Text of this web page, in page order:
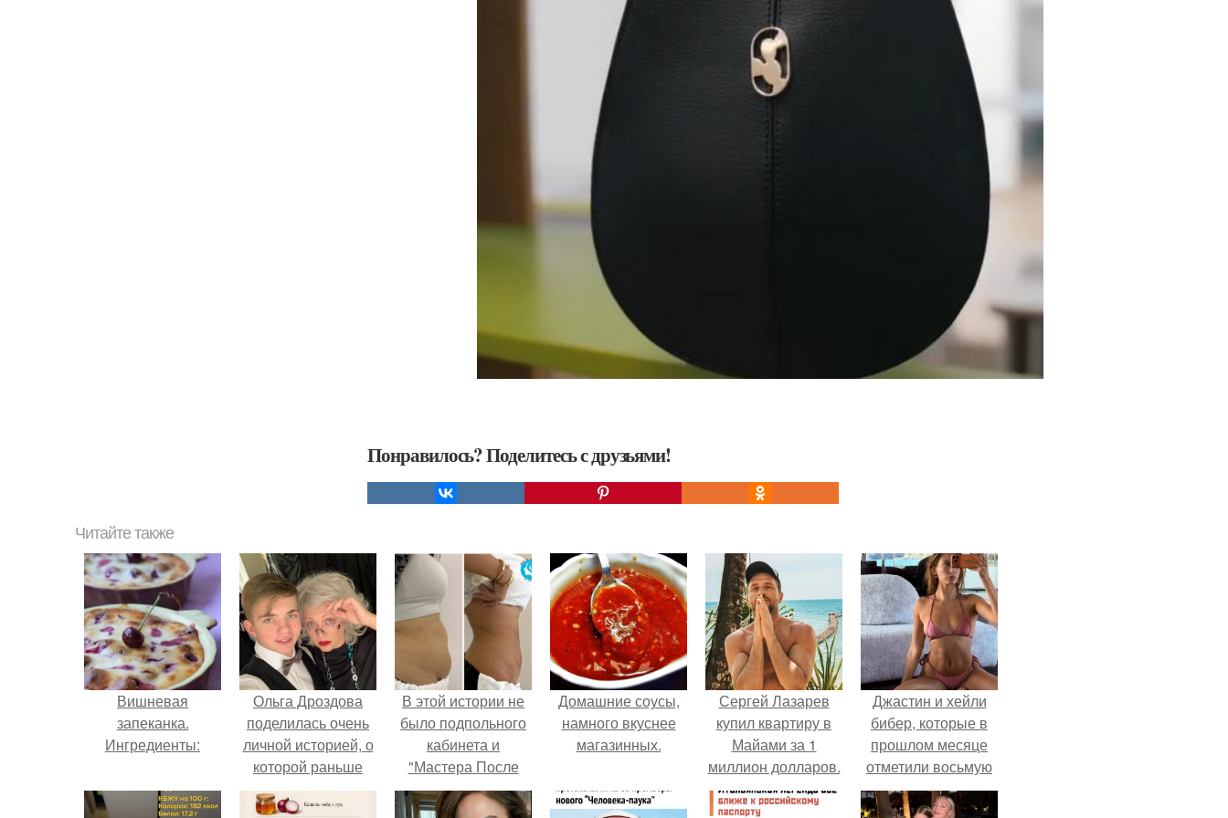
Понравилось? Поделитесь с друзьями!
Читайте также
Вишневая
запеканка.
Ингредиенты:
Ольга Дроздова
поделилась очень
личной историей, о
которой раньше
почти не говорила.
В этой истории не
было подпольного
кабинета и
"Мастера После
Двухнедельных
Курсов".
Домашние соусы,
намного вкуснее
магазинных.
Сергей Лазарев
купил квартиру в
Майами за 1
миллион долларов.
Джастин и хейли
бибер, которые в
прошлом месяце
отметили восьмую
годовщину
помолвки, показали